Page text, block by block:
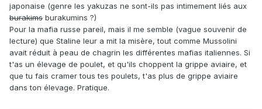
japonaise (genre les yakuzas ne sont-ils pas intimement liés aux
burakims burakumins ?)
Pour la mafia russe pareil, mais il me semble (vague souvenir de
lecture) que Staline leur a mit la misère, tout comme Mussolini
avait réduit à peau de chagrin les différentes mafias italiennes. Si
t'as un élevage de poulet, et qu'ils choppent la grippe aviaire, et
que tu fais cramer tous tes poulets, t'as plus de grippe aviaire
dans ton élevage. Pratique.